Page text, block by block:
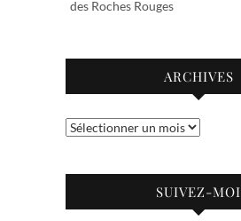
des Roches Rouges
ARCHIVES
Archives
SUIVEZ-MOI